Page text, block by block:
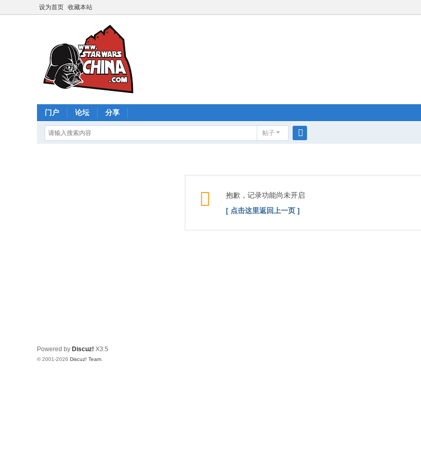
设为首页 收藏本站
门户 论坛 分享
帖子
抱歉，记录功能尚未开启
[ 点击这里返回上一页 ]
Powered by Discuz! X3.5
© 2001-2026 Discuz! Team